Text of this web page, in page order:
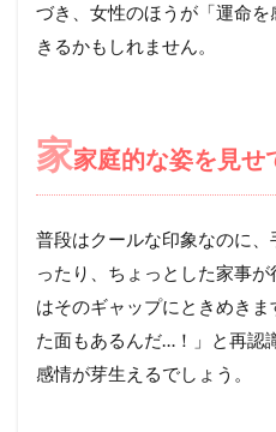
づき、女性のほうが「運命
きるかもしれません。
家家庭的な姿を見せ
普段はクールな印象なのに
ったり、ちょっとした家事
はそのギャップにときめき
た面もあるんだ…！」と再認
感情が芽生えるでしょう。